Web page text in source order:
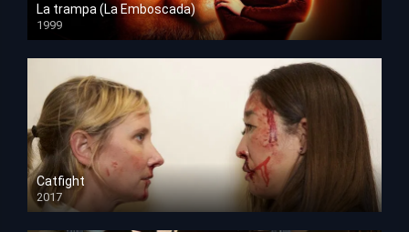
La trampa (La Emboscada)
1999
HD 1080p
Catfight
2017
HD 720p